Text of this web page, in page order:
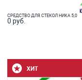
СРЕДСТВО ДЛЯ СТЕКОЛ НИКА 5,0
0 руб.
ХИТ